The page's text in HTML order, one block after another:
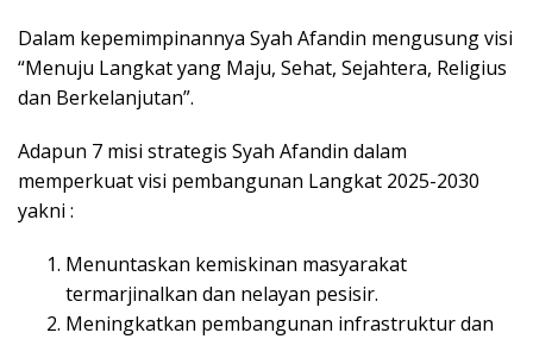
Dalam kepemimpinannya Syah Afandin mengusung visi
“Menuju Langkat yang Maju, Sehat, Sejahtera, Religius
dan Berkelanjutan”.
Adapun 7 misi strategis Syah Afandin dalam
memperkuat visi pembangunan Langkat 2025-2030
yakni :
Menuntaskan kemiskinan masyarakat
termarjinalkan dan nelayan pesisir.
Meningkatkan pembangunan infrastruktur dan